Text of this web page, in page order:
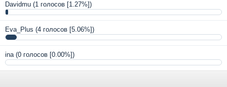
Davidmu (1 голосов [1.27%])
Eva_Plus (4 голосов [5.06%])
ina (0 голосов [0.00%])